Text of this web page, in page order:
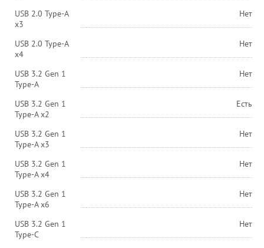
USB 2.0 Type-A
х3
Нет
USB 2.0 Type-A
х4
Нет
USB 3.2 Gen 1
Type-A
Нет
USB 3.2 Gen 1
Type-A x2
Есть
USB 3.2 Gen 1
Type-A x3
Нет
USB 3.2 Gen 1
Type-A x4
Нет
USB 3.2 Gen 1
Type-A x6
Нет
USB 3.2 Gen 1
Type-C
Нет